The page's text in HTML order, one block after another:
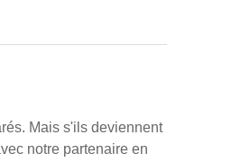
Mais s'ils deviennent
notre partenaire en